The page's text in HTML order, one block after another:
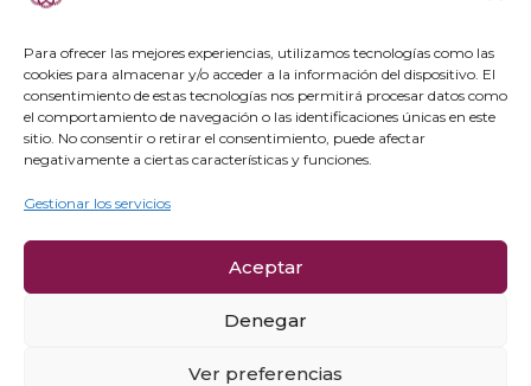
Para ofrecer las mejores experiencias, utilizamos tecnologías como las
cookies para almacenar y/o acceder a la información del dispositivo. El
consentimiento de estas tecnologías nos permitirá procesar datos como
el comportamiento de navegación o las identificaciones únicas en este
sitio. No consentir o retirar el consentimiento, puede afectar
negativamente a ciertas características y funciones.
Gestionar los servicios
Aceptar
Denegar
Ver preferencias
Agenda cultural
Preguntas frecuentes
Grupos privados
Política de privacidad
Política de cookies